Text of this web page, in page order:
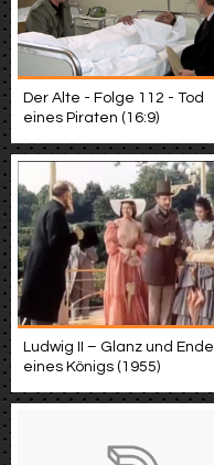
Der Alte - Folge 112 - Tod
eines Piraten (16:9)
Ludwig II – Glanz und Ende
eines Königs (1955)